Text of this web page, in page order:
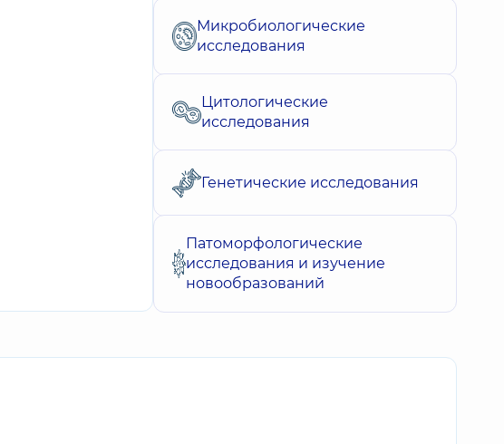
Микробиологические
исследования
Цитологические
исследования
Генетические исследования
Патоморфологические
исследования и изучение
новообразований